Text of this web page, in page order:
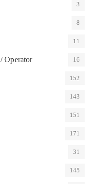
3
8
11
Operator 16
152
143
151
171
31
145